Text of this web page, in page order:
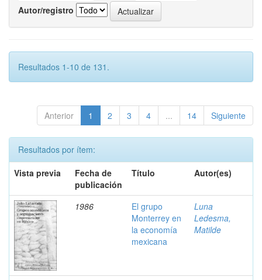
Autor/registro
Resultados 1-10 de 131.
Anterior 1 2 3 4 ... 14 Siguiente
Resultados por ítem:
Vista previa
Fecha de
publicación
Título Autor(es)
1986
El grupo
Monterrey en
la economía
mexicana
Luna
Ledesma,
Matilde